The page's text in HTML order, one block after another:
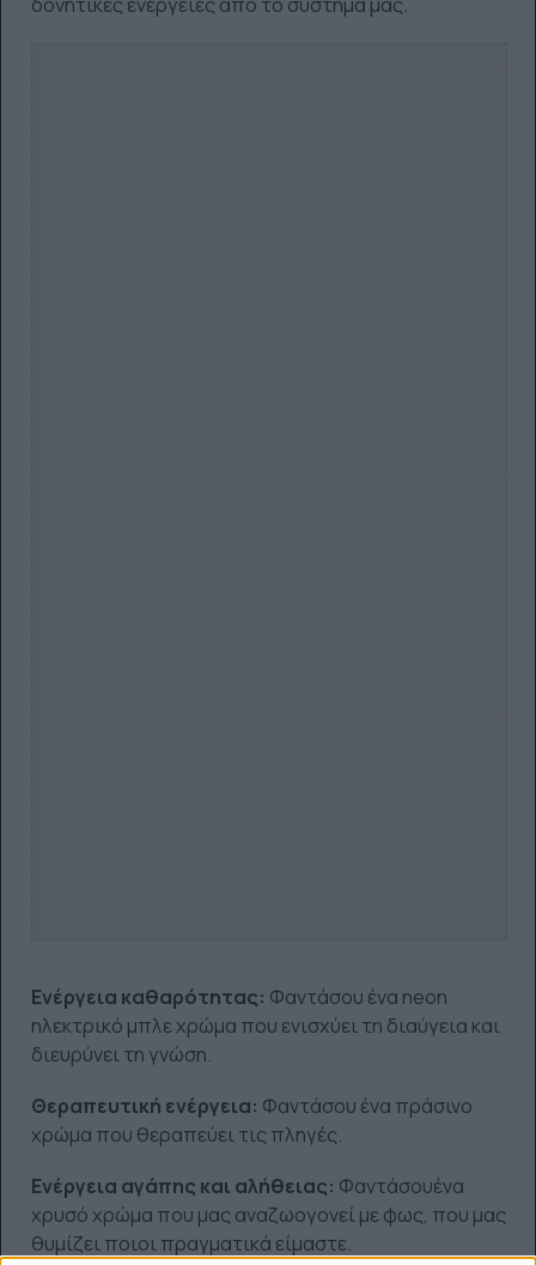
δονητικές ενέργειες από το σύστημά μας.
Ενέργεια καθαρότητας: Φαντάσου ένα neon
ηλεκτρικό μπλε χρώμα που ενισχύει τη διαύγεια και
διευρύνει τη γνώση.
Θεραπευτική ενέργεια: Φαντάσου ένα πράσινο
χρώμα που θεραπεύει τις πληγές.
Ενέργεια αγάπης και αλήθειας: Φαντάσουένα
χρυσό χρώμα που μας αναζωογονεί με φως, που μας
θυμίζει ποιοι πραγματικά είμαστε.